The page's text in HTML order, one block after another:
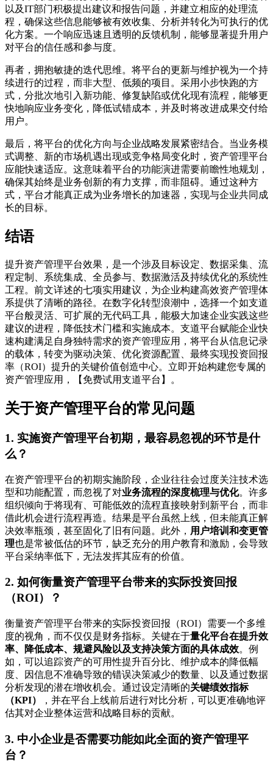
以及IT部门积极提出建议和报告问题，并建立相应的处理流
程，确保这些信息能够被有效收集、分析并转化为可执行的优
化方案。一个响应迅速且透明的反馈机制，能够显著提升用户
对平台的信任感和参与度。
再者，拥抱敏捷的迭代思维。将平台的更新与维护视为一个持
续进行的过程，而非大型、低频的项目。采用小步快跑的方
式，分批次地引入新功能、修复缺陷或优化现有流程，能够更
快地响应业务变化，降低试错成本，并及时将改进成果交付给
用户。
最后，将平台的优化方向与企业战略发展紧密结合。当业务模
式调整、新的市场机遇出现或竞争格局变化时，资产管理平台
应能快速适应。这意味着平台的功能演进需要前瞻性地规划，
确保其始终是业务创新的有力支撑，而非阻碍。通过这种方
式，平台才能真正成为业务增长的加速器，实现与企业共同成
长的目标。
结语
提升资产管理平台效果，是一个涉及目标设定、数据采集、流
程定制、系统集成、全员参与、数据激活及持续优化的系统性
工程。前文详述的七项实用建议，为企业构建高效资产管理体
系提供了清晰的路径。在数字化转型浪潮中，选择一个如支道
平台般灵活、可扩展的无代码工具，能极大加速企业实践这些
建议的进程，降低技术门槛和实施成本。支道平台赋能企业快
速构建满足自身独特需求的资产管理应用，将平台从信息记录
的载体，转变为驱动决策、优化资源配置、最终实现投资回报
率（ROI）提升的关键价值创造中心。立即开始构建您专属的
资产管理应用，【免费试用支道平台】。
关于资产管理平台的常见问题
1. 实施资产管理平台初期，最容易忽视的环节是什
么？
在资产管理平台的初期实施阶段，企业往往会过度关注技术选
型和功能配置，而忽视了对业务流程的深度梳理与优化。许多
组织倾向于将现有、可能低效的流程直接映射到新平台，而非
借此机会进行流程再造。结果是平台虽然上线，但未能真正解
决效率瓶颈，甚至固化了旧有问题。此外， 用户培训和变更管
理也是常被低估的环节，缺乏充分的用户教育和激励，会导致
平台采纳率低下，无法发挥其应有的价值。
2. 如何衡量资产管理平台带来的实际投资回报
（ROI）？
衡量资产管理平台带来的实际投资回报（ROI）需要一个多维
度的视角，而不仅仅是财务指标。关键在于量化平台在提升效
率、降低成本、规避风险以及支持决策方面的具体成效。例
如，可以追踪资产的可用性提升百分比、维护成本的降低幅
度、因信息不准确导致的错误决策减少的数量、以及通过数据
分析发现的潜在增收机会。通过设定清晰的关键绩效指标
（KPI）
，并在平台上线前后进行对比分析，可以更准确地评
估其对企业整体运营和战略目标的贡献。
3. 中小企业是否需要功能如此全面的资产管理平
台？